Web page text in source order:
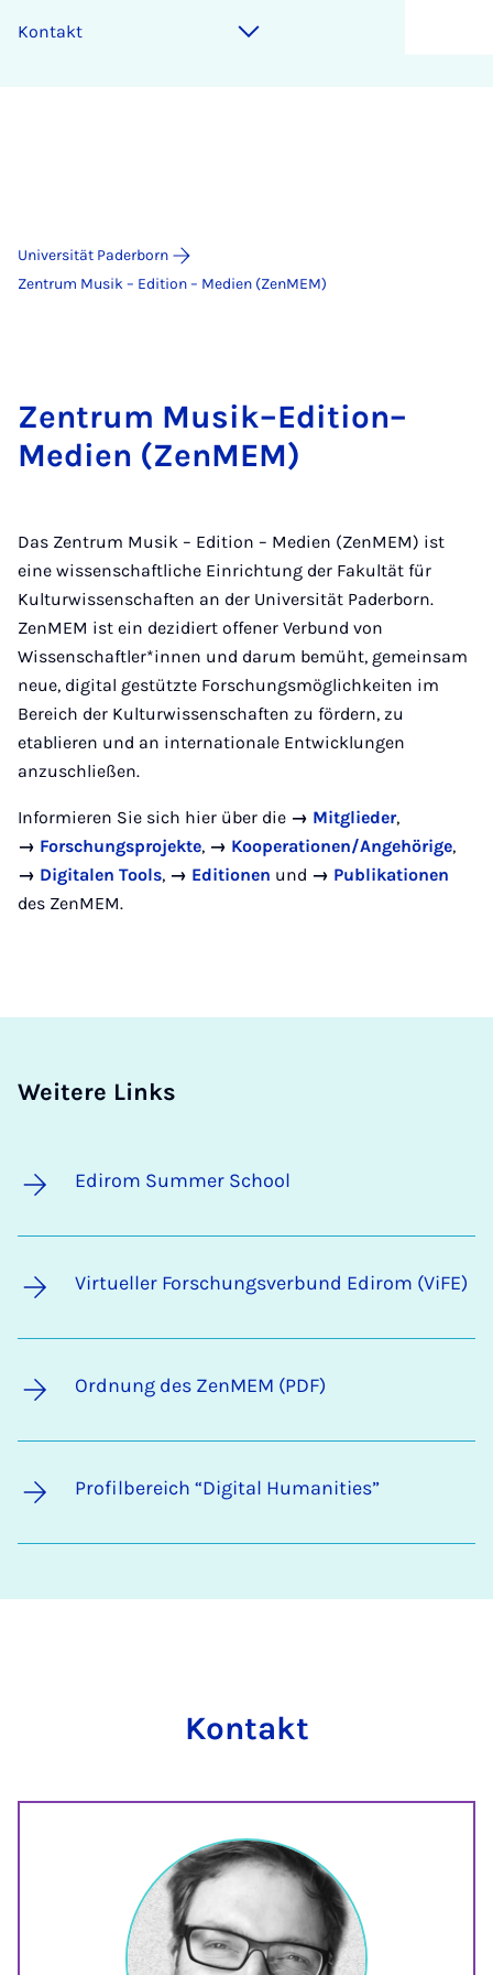
Kontakt
Universität Paderborn
Zentrum Musik – Edition – Medien (ZenMEM)
Zentrum Musik–Edition–
Medien (ZenMEM)
Das Zentrum Musik – Edition – Medien (ZenMEM) ist
eine wissenschaftliche Einrichtung der Fakultät für
Kulturwissenschaften an der Universität Paderborn.
ZenMEM ist ein dezidiert offener Verbund von
Wissenschaftler*innen und darum bemüht, gemeinsam
neue, digital gestützte Forschungsmöglichkeiten im
Bereich der Kulturwissenschaften zu fördern, zu
etablieren und an internationale Entwicklungen
anzuschließen.
Informieren Sie sich hier über die → Mitglieder,
→ Forschungsprojekte, → Kooperationen/Angehörige,
→ Digitalen Tools, → Editionen und → Publikationen
des ZenMEM.
Weitere Links
Edirom Summer School
Virtueller Forschungsverbund Edirom (ViFE)
Ordnung des ZenMEM (PDF)
Profilbereich “Digital Humanities”
Kontakt